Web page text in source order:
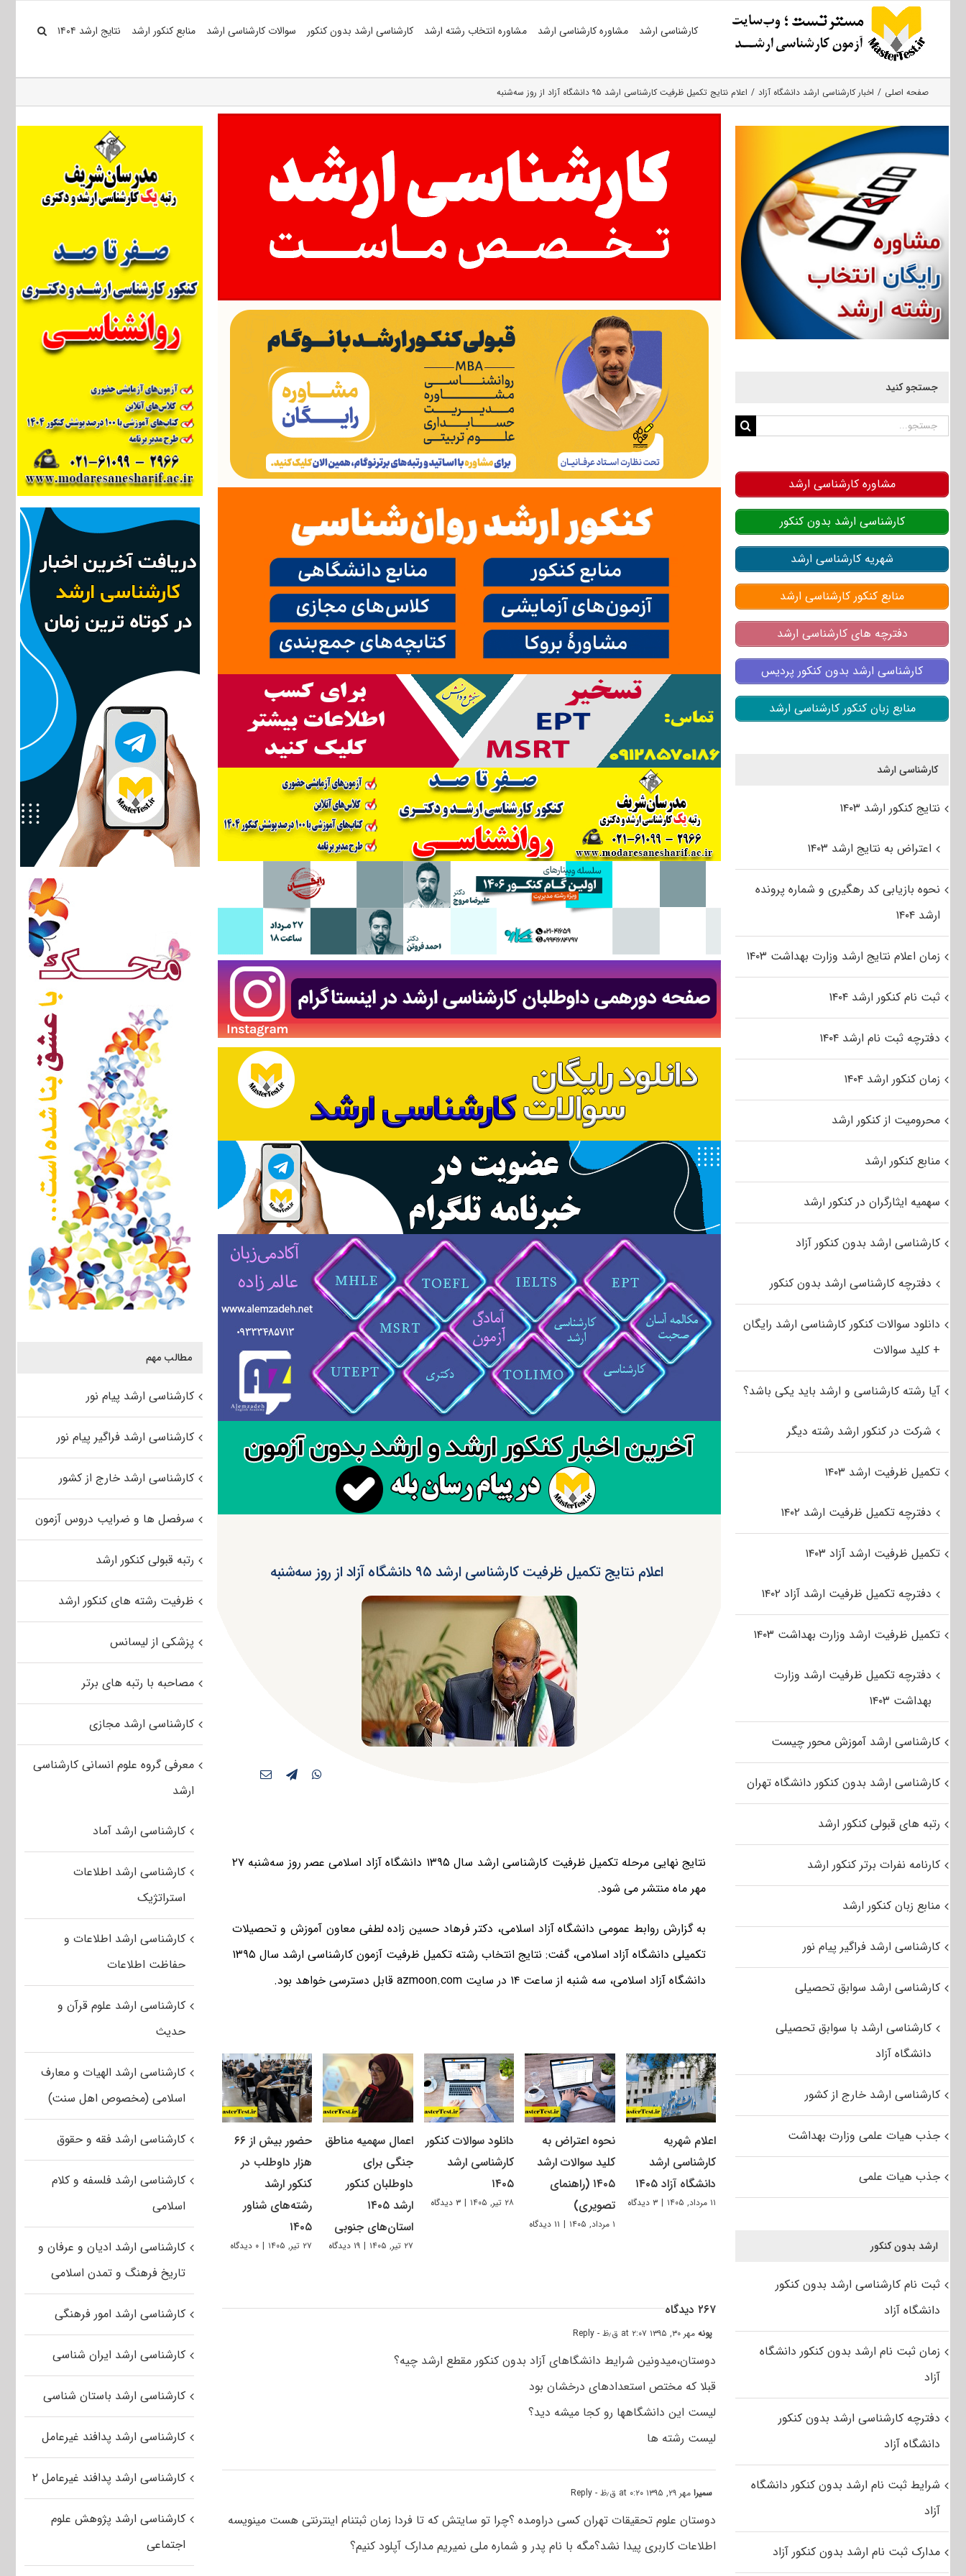
کارشناسی ارشد مشاوره کارشناسی ارشد مشاوره انتخاب رشته ارشد کارشناسی ارشد بدون کنکور سوالات کارشناسی ارشد منابع کنکور ارشد نتایج ارشد ۱۴۰۴
صفحه اصلی اخبار کارشناسی ارشد دانشگاه آزاد اعلام نتایج تکمیل ظرفیت کارشناسی ارشد ۹۵ دانشگاه آزاد از روز سه‌شنبه
اعلام نتایج تکمیل ظرفیت کارشناسی ارشد ۹۵ دانشگاه آزاد از روز سه‌شنبه
نتایج نهایی مرحله تکمیل ظرفیت کارشناسی ارشد سال ۱۳۹۵ دانشگاه آزاد اسلامی عصر روز سه‌شنبه ۲۷
مهر ماه منتشر می شود.
به گزارش روابط عمومی دانشگاه آزاد اسلامی، دکتر فرهاد حسین زاده لطفی معاون آموزش و تحصیلات
تکمیلی دانشگاه آزاد اسلامی، گفت: نتایج انتخاب رشته تکمیل ظرفیت آزمون کارشناسی ارشد سال ۱۳۹۵
دانشگاه آزاد اسلامی، سه شنبه از ساعت ۱۴ در سایت azmoon.com قابل دسترسی خواهد بود.
اعلام شهریه
کارشناسی ارشد
دانشگاه آزاد ۱۴۰۵
۱۱ مرداد, ۱۴۰۵ | ۳ دیدگاه
نحوه اعتراض به
کلید سوالات ارشد
۱۴۰۵ (راهنمای
تصویری)
۱ مرداد, ۱۴۰۵ | ۱۱ دیدگاه
دانلود سوالات کنکور
کارشناسی ارشد
۱۴۰۵
۲۸ تیر, ۱۴۰۵ | ۳ دیدگاه
اعمال سهمیه مناطق
جنگی برای
داوطلبان کنکور
ارشد ۱۴۰۵
استان‌های جنوبی
۲۷ تیر, ۱۴۰۵ | ۱۹ دیدگاه
حضور بیش از ۶۶
هزار داوطلب در
کنکور ارشد
رشته‌های شناور
۱۴۰۵
۲۷ تیر, ۱۴۰۵ | ۰ دیدگاه
۲۶۷ دیدگاه
پونه مهر ۳۰, ۱۳۹۵ at ۲:۰۷ ق٫ظ - Reply
دوستان،میدونین شرایط دانشگاهای آزاد بدون کنکور مقطع ارشد چیه؟
قبلا که مختص استعدادهای درخشان بود
لیست این دانشگاهها رو کجا میشه دید؟
لیست رشته ها
سمیرا مهر ۲۹, ۱۳۹۵ at ۰:۲۰ ق٫ظ - Reply
دوستان علوم تحقیقات تهران کسی دراومده ؟چرا تو سایتش که تا فردا زمان ثبتنام اینترنتی هست مینویسه
اطلاعات کاربری پیدا نشد؟مگه با نام پدر و شماره ملی نمیریم مدارک آپلود کنیم؟
مطالب مهم
کارشناسی ارشد پیام نور
کارشناسی ارشد فراگیر پیام نور
کارشناسی ارشد خارج از کشور
سرفصل ها و ضرایب دروس آزمون
رتبه قبولی کنکور ارشد
ظرفیت رشته های کنکور ارشد
پزشکی از لیسانس
مصاحبه با رتبه های برتر
کارشناسی ارشد مجازی
معرفی گروه علوم انسانی کارشناسی
ارشد
کارشناسی ارشد آماد
کارشناسی ارشد اطلاعات
استراتژیک
کارشناسی ارشد اطلاعات و
حفاظت اطلاعات
کارشناسی ارشد علوم قرآن و
حدیث
کارشناسی ارشد الهیات و معارف
اسلامی (مخصوص اهل سنت)
کارشناسی ارشد فقه و حقوق
کارشناسی ارشد فلسفه و کلام
اسلامی
کارشناسی ارشد ادیان و عرفان و
تاریخ فرهنگ و تمدن اسلامی
کارشناسی ارشد امور فرهنگی
کارشناسی ارشد ایران شناسی
کارشناسی ارشد باستان شناسی
کارشناسی ارشد پدافند غیرعامل
کارشناسی ارشد پدافند غیرعامل ۲
کارشناسی ارشد پژوهش علوم
اجتماعی
جستجو کنید
جستجو
مشاوره کارشناسی ارشد
کارشناسی ارشد بدون کنکور
شهریه کارشناسی ارشد
منابع کنکور کارشناسی ارشد
دفترچه های کارشناسی ارشد
کارشناسی ارشد بدون کنکور پردیس
منابع زبان کنکور کارشناسی ارشد
کارشناسی ارشد
نتایج کنکور ارشد ۱۴۰۳
اعتراض به نتایج ارشد ۱۴۰۳
نحوه بازیابی کد رهگیری و شماره پرونده
ارشد ۱۴۰۴
زمان اعلام نتایج ارشد وزارت بهداشت ۱۴۰۳
ثبت نام کنکور ارشد ۱۴۰۴
دفترچه ثبت نام ارشد ۱۴۰۴
زمان کنکور ارشد ۱۴۰۴
محرومیت از کنکور ارشد
منابع کنکور ارشد
سهمیه ایثارگران در کنکور ارشد
کارشناسی ارشد بدون کنکور آزاد
دفترچه کارشناسی ارشد بدون کنکور
دانلود سوالات کنکور کارشناسی ارشد رایگان
+ کلید سوالات
آیا رشته کارشناسی و ارشد باید یکی باشد؟
شرکت در کنکور ارشد رشته دیگر
تکمیل ظرفیت ارشد ۱۴۰۳
دفترچه تکمیل ظرفیت ارشد ۱۴۰۲
تکمیل ظرفیت ارشد آزاد ۱۴۰۳
دفترچه تکمیل ظرفیت ارشد آزاد ۱۴۰۲
تکمیل ظرفیت ارشد وزارت بهداشت ۱۴۰۳
دفترچه تکمیل ظرفیت ارشد وزارت
بهداشت ۱۴۰۳
کارشناسی ارشد آموزش محور چیست
کارشناسی ارشد بدون کنکور دانشگاه تهران
رتبه های قبولی کنکور ارشد
کارنامه نفرات برتر کنکور ارشد
منابع زبان کنکور ارشد
کارشناسی ارشد فراگیر پیام نور
کارشناسی ارشد سوابق تحصیلی
کارشناسی ارشد با سوابق تحصیلی
دانشگاه آزاد
کارشناسی ارشد خارج از کشور
جذب هیات علمی وزارت بهداشت
جذب هیات علمی
ارشد بدون کنکور
ثبت نام کارشناسی ارشد بدون کنکور
دانشگاه آزاد
زمان ثبت نام ارشد بدون کنکور دانشگاه
آزاد
دفترچه کارشناسی ارشد بدون کنکور
دانشگاه آزاد
شرایط ثبت نام ارشد بدون کنکور دانشگاه
آزاد
مدارک ثبت نام ارشد بدون کنکور آزاد